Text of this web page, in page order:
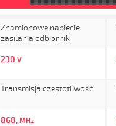
Znamionowe napięcie
zasilania odbiornik
230 V
Transmisja częstotliwość
868, MHz